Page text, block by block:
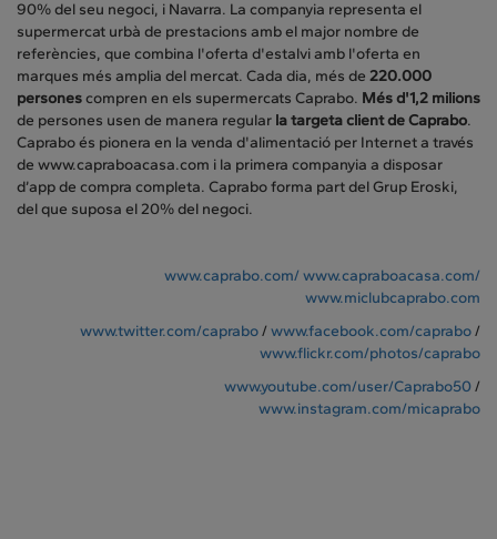
90% del seu negoci, i Navarra. La companyia representa el
supermercat urbà de prestacions amb el major nombre de
referències, que combina l'oferta d'estalvi amb l'oferta en
marques més amplia del mercat. Cada dia, més de 220.000
personescompren en els supermercats Caprabo. Més d'1,2 milions
de persones usen de manera regular la targeta client de Caprabo.
Caprabo és pionera en la venda d'alimentació per Internet a través
de www.capraboacasa.com i la primera companyia a disposar
d’app de compra completa. Caprabo forma part del Grup Eroski,
del que suposa el 20% del negoci.
www.caprabo.com/ www.capraboacasa.com/
www.miclubcaprabo.com
www.twitter.com/caprabo/ www.facebook.com/caprabo/
www.flickr.com/photos/caprabo
www.youtube.com/user/Caprabo50/
www.instagram.com/micaprabo